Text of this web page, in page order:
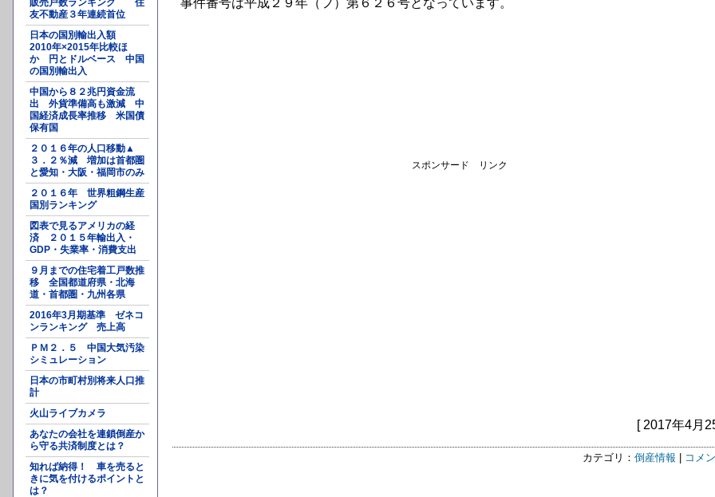
販売戸数ランキング 住
友不動産３年連続首位
日本の国別輸出入額
2010年×2015年比較ほ
か 円とドルベース 中国
の国別輸出入
中国から８２兆円資金流
出 外貨準備高も激減 中
国経済成長率推移 米国債
保有国
２０１６年の人口移動▲
３．２％減 増加は首都圏
と愛知・大阪・福岡市のみ
２０１６年 世界粗鋼生産
国別ランキング
図表で見るアメリカの経
済 ２０１５年輸出入・
GDP・失業率・消費支出
９月までの住宅着工戸数推
移 全国都道府県・北海
道・首都圏・九州各県
2016年3月期基準 ゼネコ
ンランキング 売上高
ＰＭ２．５ 中国大気汚染
シミュレーション
日本の市町村別将来人口推
計
火山ライブカメラ
あなたの会社を連鎖倒産か
ら守る共済制度とは？
知れば納得！ 車を売ると
きに気を付けるポイントと
は？
事件番号は平成２９年（フ）第６２６号となっています。
スポンサード リンク
[ 2017年4月
カテゴリ： 倒産情報 コメ